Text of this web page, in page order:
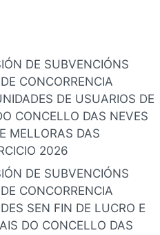
DE SUBVENCIÓNS
CONCORRENCIA
DE USUARIOS DE
CONCELLO DAS NEVES
MELLORAS DAS
2026
DE SUBVENCIÓNS
CONCORRENCIA
SEN FIN DE LUCRO E
DO CONCELLO DAS